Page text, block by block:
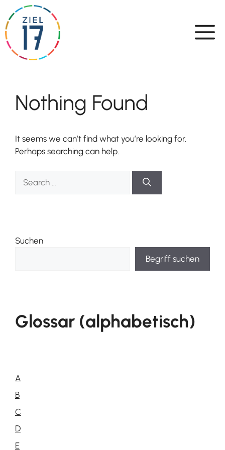
content
Nothing Found
It seems we can’t find what you’re looking for.
Perhaps searching can help.
for:
Suchen
Begriff suchen
Glossar (alphabetisch)
A
B
C
D
E